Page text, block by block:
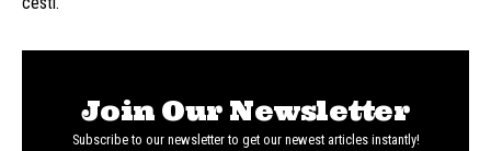
Join Our Newsletter
Subscribe to our newsletter to get our newest articles instantly!